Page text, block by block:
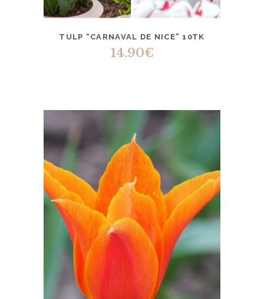
TULP “CARNAVAL DE NICE” 10TK
14.90€